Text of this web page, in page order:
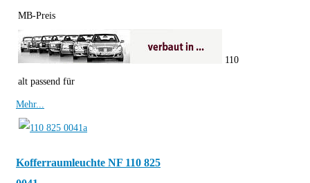
MB-Preis
alt passend für
110
Mehr...
Kofferraumleuchte NF 110 825